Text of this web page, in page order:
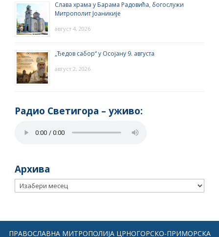
Слава храма у Барама Радовића, богослужи
Митрополит Јоаникије
август 4, 2026
„Ђедов сабор“ у Осојану 9. августа
август 2, 2026
Радио Светигора – yживо:
Архива
Архива
ПРАВОСЛАВНА МИТРОПОЛИЈА ЦРНОГОРСКО-ПРИМОРСКА